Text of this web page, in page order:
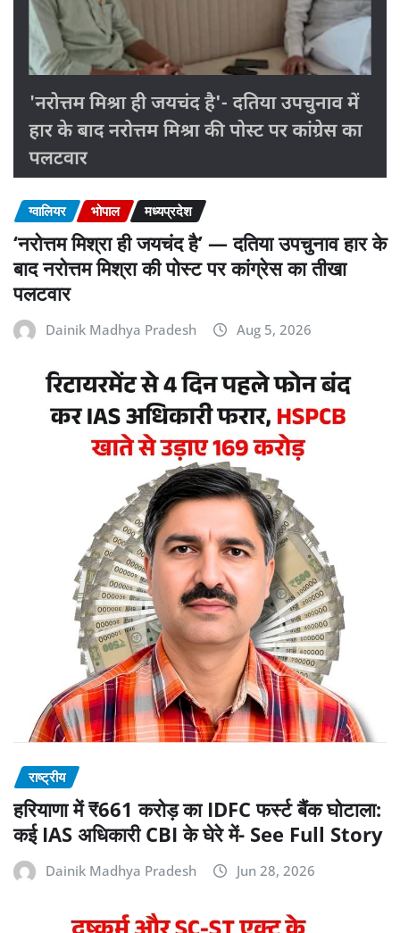
ग्वालियर भोपाल मध्यप्रदेश
‘नरोत्तम मिश्रा ही जयचंद है’ — दतिया उपचुनाव हार के
बाद नरोत्तम मिश्रा की पोस्ट पर कांग्रेस का तीखा
पलटवार
Dainik Madhya Pradesh Aug 5, 2026
राष्ट्रीय
हरियाणा में ₹661 करोड़ का IDFC फर्स्ट बैंक घोटाला:
कई IAS अधिकारी CBI के घेरे में- See Full Story
Dainik Madhya Pradesh Jun 28, 2026